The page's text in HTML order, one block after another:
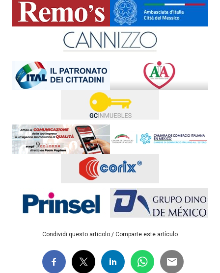
Condividi questo articolo / Comparte este artículo